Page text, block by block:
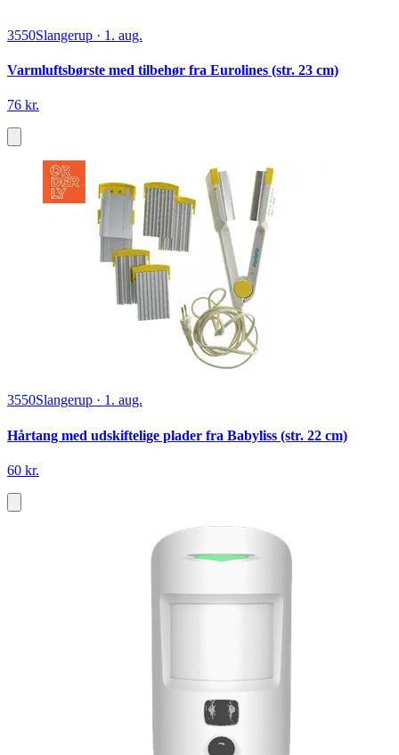
3550Slangerup · 1. aug.
Varmluftsbørste med tilbehør fra Eurolines (str. 23 cm)
76 kr.
3550Slangerup · 1. aug.
Hårtang med udskiftelige plader fra Babyliss (str. 22 cm)
60 kr.